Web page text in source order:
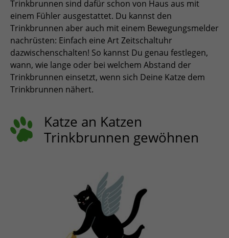
Trinkbrunnen sind dafür schon von Haus aus mit
einem Fühler ausgestattet. Du kannst den
Trinkbrunnen aber auch mit einem Bewegungsmelder
nachrüsten: Einfach eine Art Zeitschaltuhr
dazwischenschalten! So kannst Du genau festlegen,
wann, wie lange oder bei welchem Abstand der
Trinkbrunnen einsetzt, wenn sich Deine Katze dem
Trinkbrunnen nähert.
Katze an Katzen
Trinkbrunnen gewöhnen